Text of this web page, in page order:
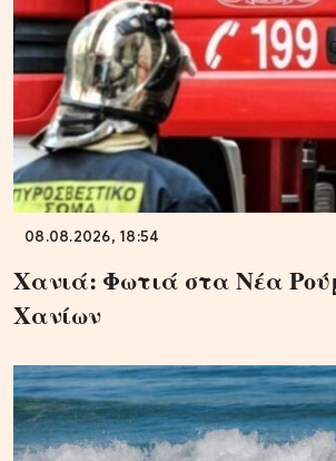
08.08.2026, 18:54
Χανιά: Φωτιά στα Νέα
Χανίων